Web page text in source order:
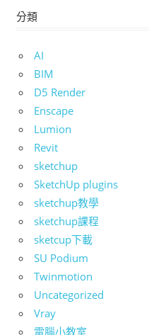
分類
AI
BIM
D5 Render
Enscape
Lumion
Revit
sketchup
SketchUp plugins
sketchup教學
sketchup課程
sketcup下載
SU Podium
Twinmotion
Uncategorized
Vray
電腦小教室